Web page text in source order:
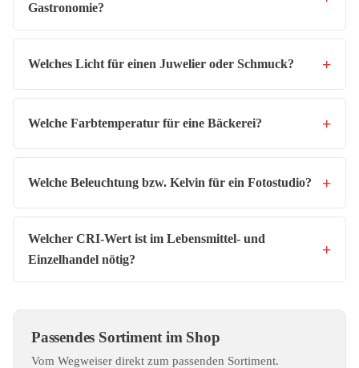
Gastronomie?
Welches Licht für einen Juwelier oder Schmuck?
Welche Farbtemperatur für eine Bäckerei?
Welche Beleuchtung bzw. Kelvin für ein Fotostudio?
Welcher CRI-Wert ist im Lebensmittel- und
Einzelhandel nötig?
Passendes Sortiment im Shop
Vom Wegweiser direkt zum passenden Sortiment.